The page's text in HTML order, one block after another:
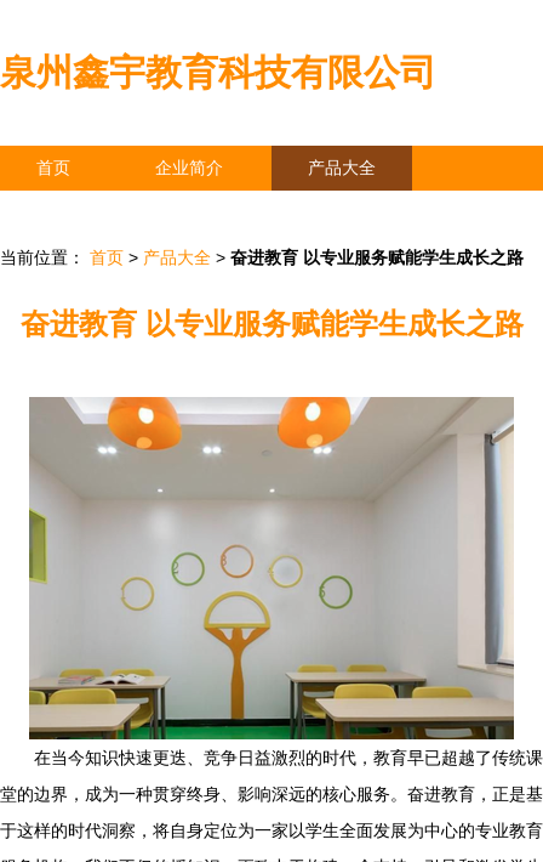
泉州鑫宇教育科技有限公司
首页 企业简介 产品大全
当前位置： 首页 > 产品大全 > 奋进教育 以专业服务赋能学生成长之路
奋进教育 以专业服务赋能学生成长之路
在当今知识快速更迭、竞争日益激烈的时代，教育早已超越了传统课
堂的边界，成为一种贯穿终身、影响深远的核心服务。奋进教育，正是基
于这样的时代洞察，将自身定位为一家以学生全面发展为中心的专业教育